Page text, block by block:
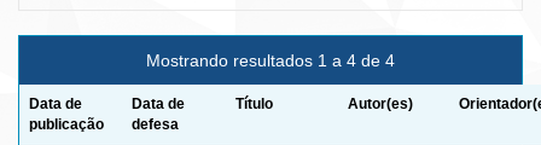
Mostrando resultados 1 a 4 de 4
Data de
publicação
Data de
defesa
Título Autor(es)